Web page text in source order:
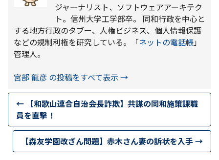
ジャーナリスト、ソフトウェアアーキテク
ト。信州大学工学部卒。 同和行政を中心と
する地方行政のタブー、人権ビジネス、個人情報保護
などの規制利権を研究している。「ネットの電話帳」
管理人。
宮部 龍彦 の投稿をすべて表示 →
← 【和歌山連合自治会長詐欺】共謀の同和施策課職
員を直撃！
【森友学園改ざん問題】赤木さん妻の訴状を入手→